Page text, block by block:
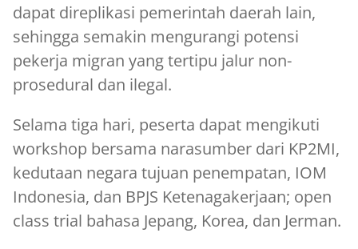
dapat direplikasi pemerintah daerah lain,
sehingga semakin mengurangi potensi
pekerja migran yang tertipu jalur non-
prosedural dan ilegal.
Selama tiga hari, peserta dapat mengikuti
workshop bersama narasumber dari KP2MI,
kedutaan negara tujuan penempatan, IOM
Indonesia, dan BPJS Ketenagakerjaan; open
class trial bahasa Jepang, Korea, dan Jerman.